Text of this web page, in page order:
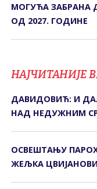
МОГУЋА ЗАБРАНА
ОД 2027. ГОДИНЕ
НАЈЧИТАНИЈЕ
ДАВИДОВИЋ: И
НАД НЕДУЖНИМ
ОСВЕШТАЊУ
ЖЕЉКА